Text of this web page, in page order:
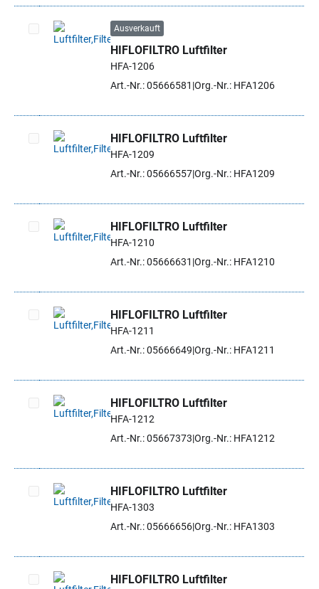
Artikel auswählen
Ausverkauft
HIFLOFILTRO Luftfilter
HFA-1206
Art.-Nr.: 05666581 Org.-Nr.: HFA1206
Artikel auswählen
HIFLOFILTRO Luftfilter
HFA-1209
Art.-Nr.: 05666557Org.-Nr.: HFA1209
Artikel auswählen
HIFLOFILTRO Luftfilter
HFA-1210
Art.-Nr.: 05666631 Org.-Nr.: HFA1210
Artikel auswählen
HIFLOFILTRO Luftfilter
HFA-1211
Art.-Nr.: 05666649 Org.-Nr.: HFA1211
Artikel auswählen
HIFLOFILTRO Luftfilter
HFA-1212
Art.-Nr.: 05667373 Org.-Nr.: HFA1212
Artikel auswählen
HIFLOFILTRO Luftfilter
HFA-1303
Art.-Nr.: 05666656Org.-Nr.: HFA1303
HIFLOFILTRO Luftfilter